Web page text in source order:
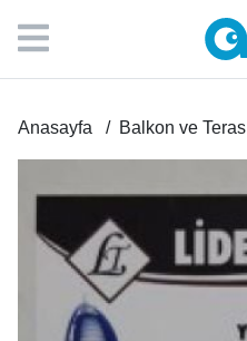
Anasayfa Balkon ve Teras